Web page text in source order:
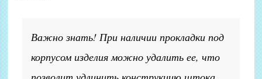
Важно знать! При наличии прокладки под
корпусом изделия можно удалить ее, что